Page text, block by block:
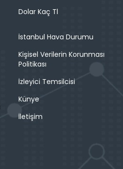
Dolar Kaç Tl
İstanbul Hava Durumu
Kişisel Verilerin Korunması
Politikası
İzleyici Temsilcisi
Künye
İletişim